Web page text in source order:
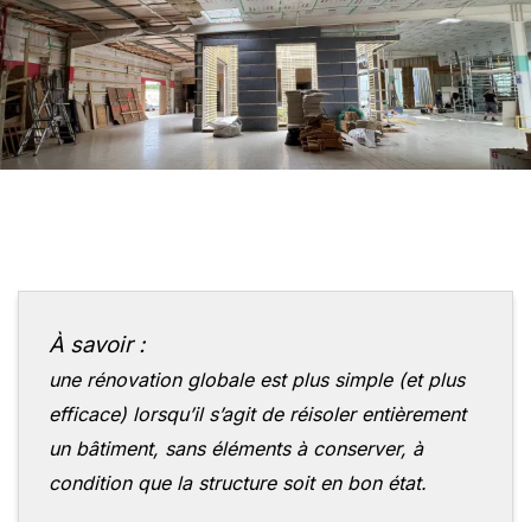
À savoir :
une rénovation globale est plus simple (et plus
efficace) lorsqu’il s’agit de réisoler entièrement
un bâtiment, sans éléments à conserver, à
condition que la structure soit en bon état.